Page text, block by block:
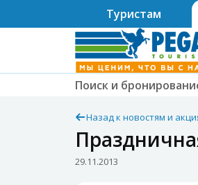
Туристам
Поиск и
Назад к новостям и
29.11.2013